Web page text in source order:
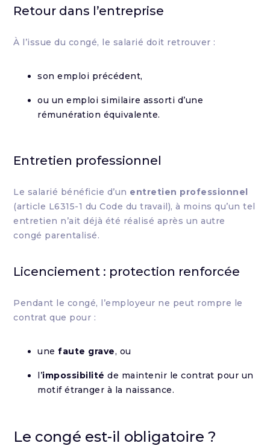
Retour dans l’entreprise
À l’issue du congé, le salarié doit retrouver :
son emploi précédent,
ou un emploi similaire assorti d’une
rémunération équivalente.
Entretien professionnel
Le salarié bénéficie d’un entretien professionnel
(article L6315-1 du Code du travail), à moins qu’un tel
entretien n’ait déjà été réalisé après un autre
congé parentalisé.
Licenciement : protection renforcée
Pendant le congé, l’employeur ne peut rompre le
contrat que pour :
unefaute grave, ou
l’impossibilité de maintenir le contrat pour un
motif étranger à la naissance.
Le congé est-il obligatoire ?